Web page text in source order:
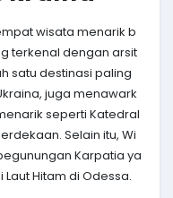
wisata menarik b
terkenal dengan arsit
satu destinasi paling
juga menawark
seperti Katedral
Selain itu, Wi
Karpatia ya
Hitam di Odessa.